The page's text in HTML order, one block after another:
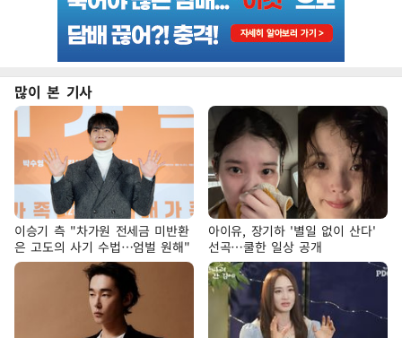
많이 본 기사
이승기 측 "차가원 전세금 미반환
은 고도의 사기 수법…엄벌 원해"
아이유, 장기하 '별일 없이 산다'
선곡…쿨한 일상 공개